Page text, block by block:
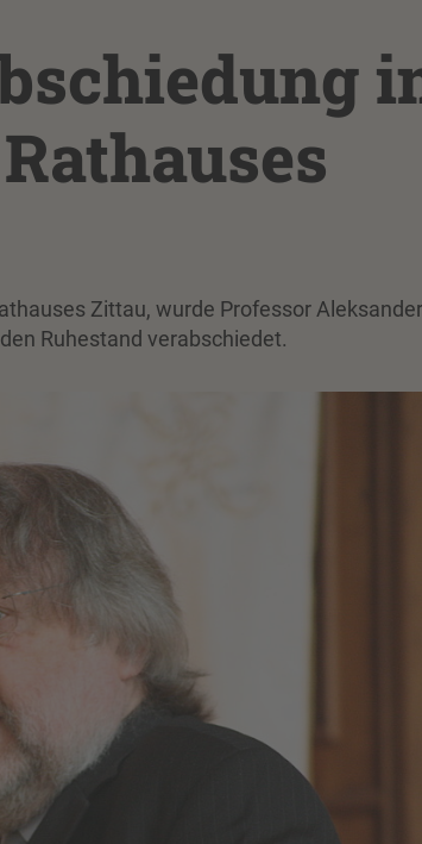
Zittau, wurde Professor
Ruhestand verabschiedet.